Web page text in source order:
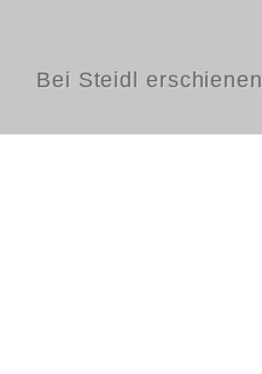
Bei Steidl erschienen